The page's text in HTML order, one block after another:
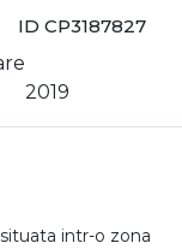
ID CP3187827
2019
intr-o zona